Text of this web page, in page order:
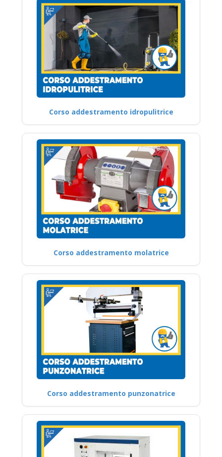
Corso addestramento idropulitrice
Corso addestramento molatrice
Corso addestramento punzonatrice